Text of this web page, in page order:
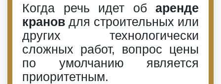
Когда речь идет об аренде
кранов для строительных или
других технологически
сложных работ, вопрос цены
по умолчанию является
приоритетным.